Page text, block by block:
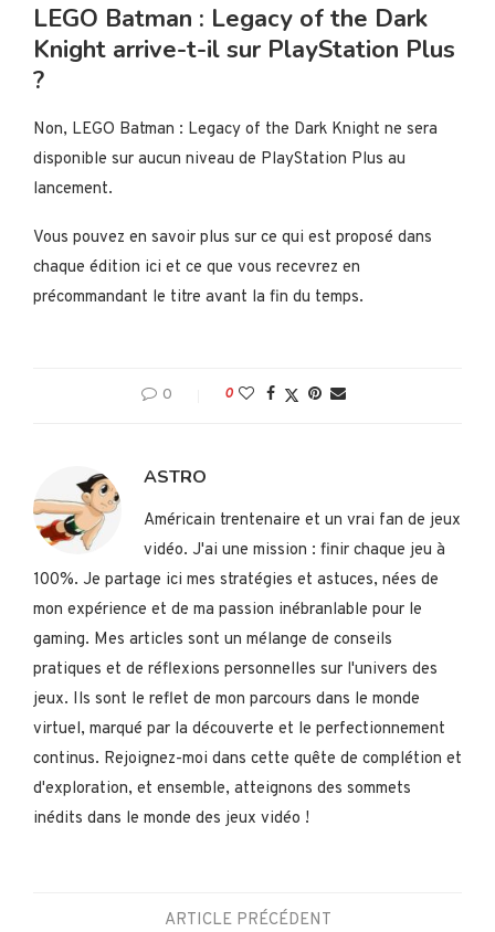
LEGO Batman : Legacy of the Dark
Knight arrive-t-il sur PlayStation Plus
?
Non, LEGO Batman : Legacy of the Dark Knight ne sera
disponible sur aucun niveau de PlayStation Plus au
lancement.
Vous pouvez en savoir plus sur ce qui est proposé dans
chaque édition ici et ce que vous recevrez en
précommandant le titre avant la fin du temps.
0 0
ASTRO
Américain trentenaire et un vrai fan de jeux
vidéo. J'ai une mission : finir chaque jeu à
100%. Je partage ici mes stratégies et astuces, nées de
mon expérience et de ma passion inébranlable pour le
gaming. Mes articles sont un mélange de conseils
pratiques et de réflexions personnelles sur l'univers des
jeux. Ils sont le reflet de mon parcours dans le monde
virtuel, marqué par la découverte et le perfectionnement
continus. Rejoignez-moi dans cette quête de complétion et
d'exploration, et ensemble, atteignons des sommets
inédits dans le monde des jeux vidéo !
ARTICLE PRÉCÉDENT